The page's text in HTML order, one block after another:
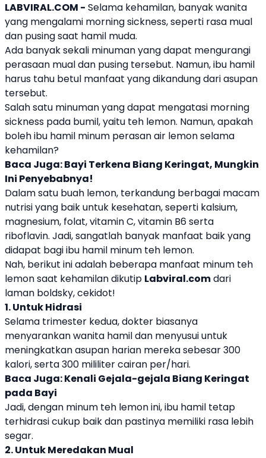
LABVIRAL.COM - Selama kehamilan, banyak wanita
yang mengalami morning sickness, seperti rasa mual
dan pusing saat hamil muda.
Ada banyak sekali minuman yang dapat mengurangi
perasaan mual dan pusing tersebut. Namun, ibu hamil
harus tahu betul manfaat yang dikandung dari asupan
tersebut.
Salah satu minuman yang dapat mengatasi morning
sickness pada bumil, yaitu teh lemon. Namun, apakah
boleh ibu hamil minum perasan air lemon selama
kehamilan?
Baca Juga:Bayi Terkena Biang Keringat, Mungkin
Ini Penyebabnya!
Dalam satu buah lemon, terkandung berbagai macam
nutrisi yang baik untuk kesehatan, seperti kalsium,
magnesium, folat, vitamin C, vitamin B6 serta
riboflavin. Jadi, sangatlah banyak manfaat baik yang
didapat bagi ibu hamil minum teh lemon.
Nah, berikut ini adalah beberapa manfaat minum teh
lemon saat kehamilan dikutip Labviral.comdari
laman boldsky, cekidot!
1. Untuk Hidrasi
Selama trimester kedua, dokter biasanya
menyarankan wanita hamil dan menyusui untuk
meningkatkan asupan harian mereka sebesar 300
kalori, serta 300 mililiter cairan per/hari.
Baca Juga:Kenali Gejala-gejala Biang Keringat
pada Bayi
Jadi, dengan minum teh lemon ini, ibu hamil tetap
terhidrasi cukup baik dan pastinya memiliki rasa lebih
segar.
2. Untuk Meredakan Mual